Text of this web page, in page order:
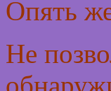
Опять
Не